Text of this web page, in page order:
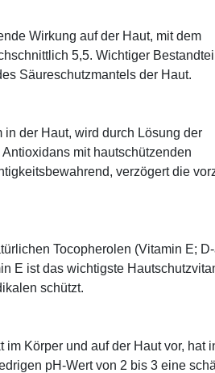
Wirkung auf der Haut, mit dem
5,5. Wichtiger
Säureschutzmantels der Haut.
der Haut, wird durch Lösung der
mit hautschützenden
verzögert die
Tocopherolen (Vitamin E;
E ist das wichtigste
schützt.
Körper und auf der Haut vor, hat
pH-Wert von 2 bis 3 eine